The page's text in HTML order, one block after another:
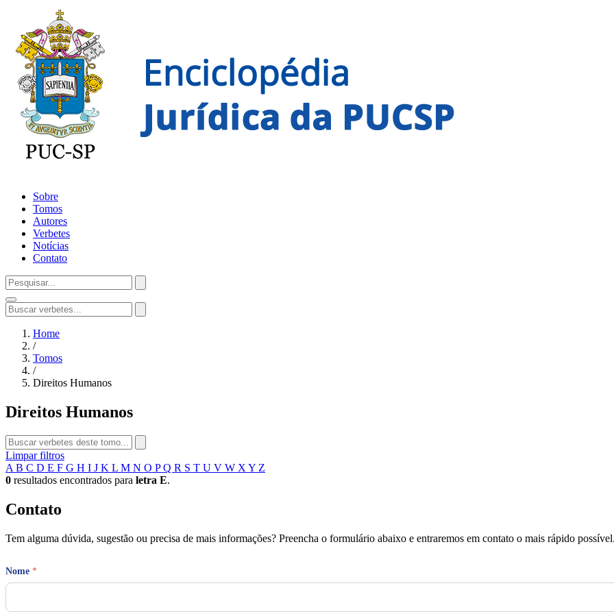
Sobre
Tomos
Autores
Verbetes
Notícias
Contato
Home
/
Tomos
/
Direitos Humanos
Direitos Humanos
Limpar filtros
A B C D E F G H I J K L M N O PQ R S T U V W X Y Z
0 resultados encontrados para letra E.
Contato
Tem alguma dúvida, sugestão ou precisa de mais informações? Preencha o formulário abaixo e entraremos em contato o mais rápido
Nome *